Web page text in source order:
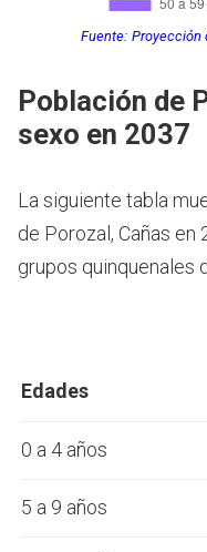
Fuente: Proyección
Población de
sexo en 2037
La siguiente tabla
de Porozal, Cañas
grupos quinquenales
Edades
0 a 4 años
5 a 9 años